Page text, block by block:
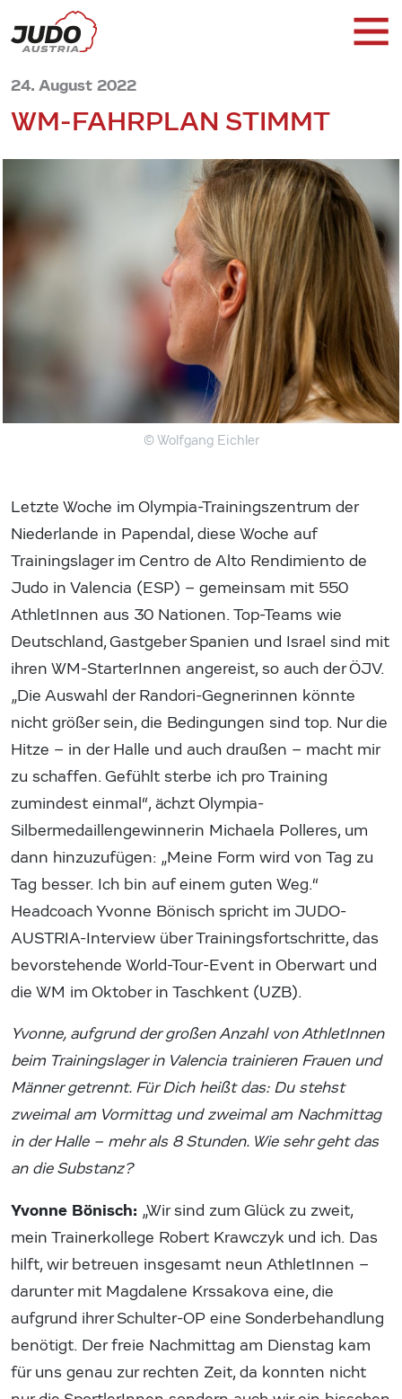
24. August 2022
WM-FAHRPLAN STIMMT
© Wolfgang Eichler
Letzte Woche im Olympia-Trainingszentrum der
Niederlande in Papendal, diese Woche auf
Trainingslager im Centro de Alto Rendimiento de
Judo in Valencia (ESP) – gemeinsam mit 550
AthletInnen aus 30 Nationen. Top-Teams wie
Deutschland, Gastgeber Spanien und Israel sind mit
ihren WM-StarterInnen angereist, so auch der ÖJV.
„Die Auswahl der Randori-Gegnerinnen könnte
nicht größer sein, die Bedingungen sind top. Nur die
Hitze – in der Halle und auch draußen – macht mir
zu schaffen. Gefühlt sterbe ich pro Training
zumindest einmal“, ächzt Olympia-
Silbermedaillengewinnerin Michaela Polleres, um
dann hinzuzufügen: „Meine Form wird von Tag zu
Tag besser. Ich bin auf einem guten Weg.“
Headcoach Yvonne Bönisch spricht im JUDO-
AUSTRIA-Interview über Trainingsfortschritte, das
bevorstehende World-Tour-Event in Oberwart und
die WM im Oktober in Taschkent (UZB).
Yvonne, aufgrund der großen Anzahl von AthletInnen
beim Trainingslager in Valencia trainieren Frauen und
Männer getrennt. Für Dich heißt das: Du stehst
zweimal am Vormittag und zweimal am Nachmittag
in der Halle – mehr als 8 Stunden. Wie sehr geht das
an die Substanz?
Yvonne Bönisch: „Wir sind zum Glück zu zweit,
mein Trainerkollege Robert Krawczyk und ich. Das
hilft, wir betreuen insgesamt neun AthletInnen –
darunter mit Magdalene Krssakova eine, die
aufgrund ihrer Schulter-OP eine Sonderbehandlung
benötigt. Der freie Nachmittag am Dienstag kam
für uns genau zur rechten Zeit, da konnten nicht